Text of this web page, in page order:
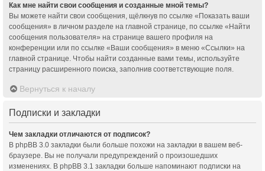
Как мне найти свои сообщения и созданные мной темы?
Вы можете найти свои сообщения, щёлкнув по ссылке «Показать ваши
сообщения» в личном разделе на главной странице, по ссылке «Найти
сообщения пользователя» на странице вашего профиля на
конференции или по ссылке «Ваши сообщения» в меню «Ссылки» на
главной странице. Чтобы найти созданные вами темы, используйте
страницу расширенного поиска, заполнив соответствующие поля.
Вернуться к началу
Подписки и закладки
Чем закладки отличаются от подписок?
В phpBB 3.0 закладки были больше похожи на закладки в вашем веб-
браузере. Вы не получали предупреждений о произошедших
изменениях. В phpBB 3.1 закладки больше напоминают подписки на